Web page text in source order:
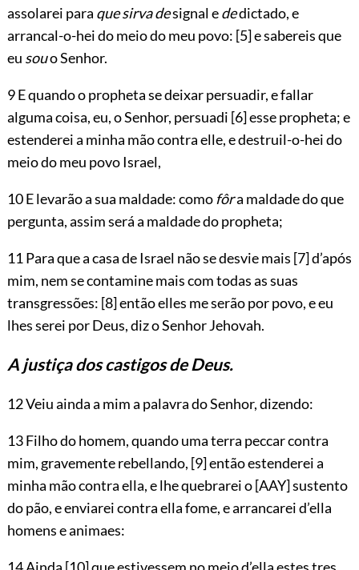
assolarei para que sirva designal ededictado, e
arrancal-o-hei do meio do meu povo: [5]e sabereis que
eu souo Senhor.
9 E quando o propheta se deixar persuadir, e fallar
alguma coisa, eu, o Senhor, persuadi [6]esse propheta; e
estenderei a minha mão contra elle, e destruil-o-hei do
meio do meu povo Israel,
10 E levarão a sua maldade: como fôra maldade do que
pergunta, assim será a maldade do propheta;
11 Para que a casa de Israel não se desvie mais [7]d’após
mim, nem se contamine mais com todas as suas
transgressões: [8]então elles me serão por povo, e eu
lhes serei por Deus, diz o SenhorJehovah.
A justiça dos castigos de Deus.
12 Veiu ainda a mim a palavra do Senhor, dizendo:
13 Filho do homem, quando uma terra peccar contra
mim, gravemente rebellando, [9]então estenderei a
minha mão contra ella, e lhe quebrarei o[AAY]sustento
do pão, e enviarei contra ella fome, e arrancarei d’ella
homens e animaes: